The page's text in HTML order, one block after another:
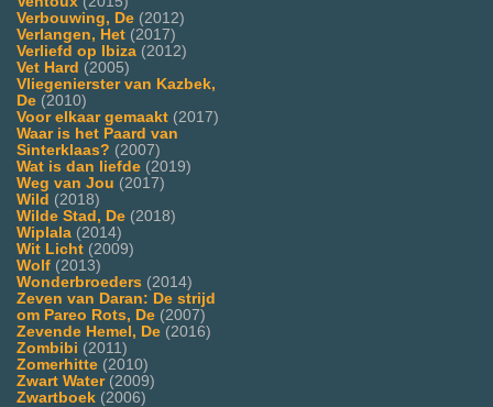
Verbouwing, De (2012)
Verlangen, Het (2017)
Verliefd op Ibiza (2012)
Vet Hard (2005)
Vliegenierster van Kazbek,
De (2010)
Voor elkaar gemaakt (2017)
Waar is het Paard van
Sinterklaas? (2007)
Wat is dan liefde (2019)
Weg van Jou (2017)
Wild (2018)
Wilde Stad, De (2018)
Wiplala (2014)
Wit Licht (2009)
Wolf (2013)
Wonderbroeders (2014)
Zeven van Daran: De strijd
om Pareo Rots, De (2007)
Zevende Hemel, De (2016)
Zombibi (2011)
Zomerhitte (2010)
Zwart Water(2009)
Zwartboek (2006)